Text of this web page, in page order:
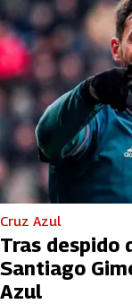
Cruz Azul
Tras despido
Santiago
Azul